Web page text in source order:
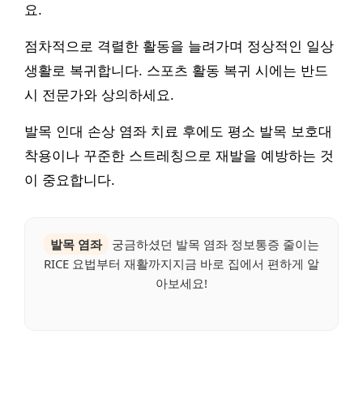
요.
점차적으로 격렬한 활동을 늘려가며 정상적인 일상
생활로 복귀합니다. 스포츠 활동 복귀 시에는 반드
시 전문가와 상의하세요.
발목 인대 손상 염좌 치료 후에도 평소 발목 보호대
착용이나 꾸준한 스트레칭으로 재발을 예방하는 것
이 중요합니다.
발목 염좌
궁금하셨던 발목 염좌 정보통증 줄이는
RICE 요법부터 재활까지지금 바로 집에서 편하게 알
아보세요!